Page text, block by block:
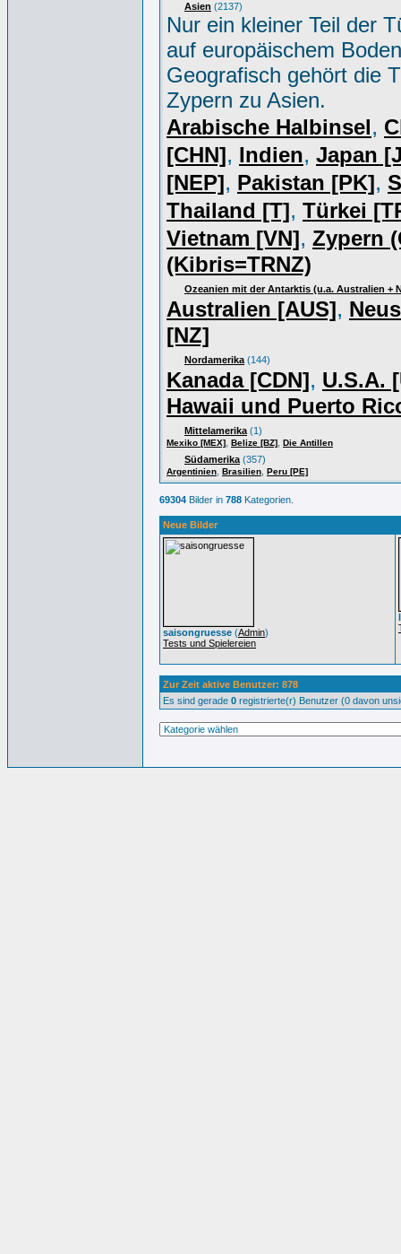
Asien (2137)
Nur ein kleiner Teil der
auf europäischem
Geografisch gehört die
Zypern zu Asien.
Arabische Halbinsel,
[CHN], Indien, Japan
[NEP], Pakistan [PK],
Thailand [T], Türkei
Vietnam [VN], Zypern
(Kibris=TRNZ)
Ozeanien mit der Antarktis (u.a. Australien +
Australien [AUS],
[NZ]
Nordamerika (144)
Kanada [CDN], U.S.A.
Hawaii und Puerto
Mittelamerika (1)
Mexiko [MEX] Belize [BZ] Die Antillen
Südamerika (357)
Argentinien Brasilien Peru [PE]
69304 Bilder in 788 Kategorien.
Neue Bilder
saisongruesse (Admin)
Tests und Spielereien
Zur Zeit aktive Benutzer: 878
Es sind gerade 0 registrierte(r) Benutzer (0 davon